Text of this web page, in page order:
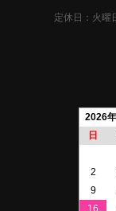
定休日：火
2026
日
2
9
16